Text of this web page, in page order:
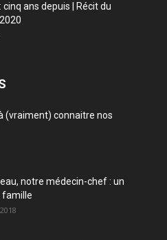
cinq ans depuis | Récit du
(vraiment) connaitre nos
notre médecin-chef : un
famille